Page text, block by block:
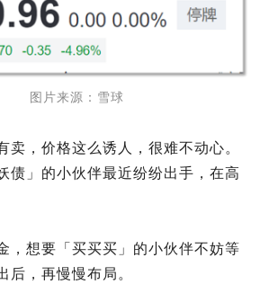
图片来源：雪球
卖，价格这么诱人，很难不动心。
债」的小伙伴最近纷纷出手，在高
，想要「买买买」的小伙伴不妨等
后，再慢慢布局。